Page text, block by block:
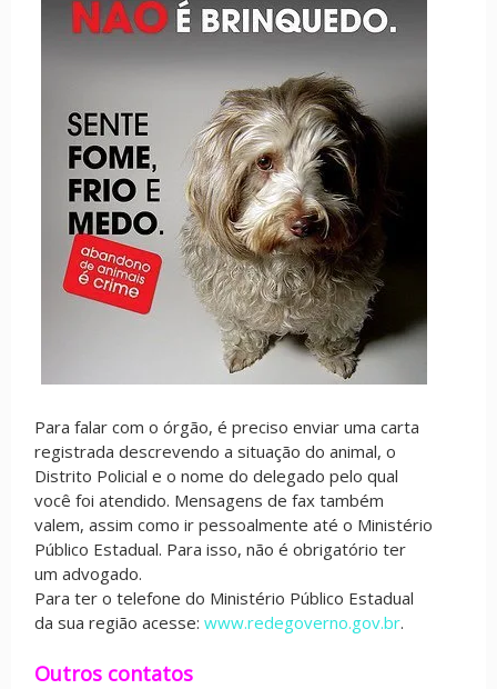
Para falar com o órgão, é preciso enviar uma carta
registrada descrevendo a situação do animal, o
Distrito Policial e o nome do delegado pelo qual
você foi atendido. Mensagens de fax também
valem, assim como ir pessoalmente até o Ministério
Público Estadual. Para isso, não é obrigatório ter
um advogado.
Para ter o telefone do Ministério Público Estadual
da sua região acesse: www.redegoverno.gov.br.
Outros contatos